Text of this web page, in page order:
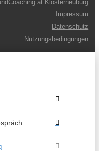
Klosterneuburg
Impressum
Datenschutz
Nutzungsbedingungen